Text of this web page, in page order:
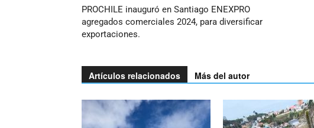
PROCHILE inauguró en Santiago ENEXPRO
agregados comerciales 2024, para diversificar
exportaciones.
Artículos relacionados Más del autor